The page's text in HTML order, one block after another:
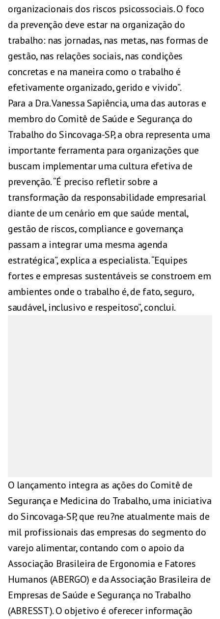
organizacionais dos riscos psicossociais. O foco
da prevenção deve estar na organização do
trabalho: nas jornadas, nas metas, nas formas de
gestão, nas relações sociais, nas condições
concretas e na maneira como o trabalho é
efetivamente organizado, gerido e vivido”.
Para a Dra. Vanessa Sapiência, uma das autoras e
membro do Comitê de Saúde e Segurança do
Trabalho do Sincovaga-SP, a obra representa uma
importante ferramenta para organizações que
buscam implementar uma cultura efetiva de
prevenção. “É preciso refletir sobre a
transformação da responsabilidade empresarial
diante de um cenário em que saúde mental,
gestão de riscos, compliance e governança
passam a integrar uma mesma agenda
estratégica”, explica a especialista. “Equipes
fortes e empresas sustentáveis se constroem em
ambientes onde o trabalho é, de fato, seguro,
saudável, inclusivo e respeitoso”, conclui.
O lançamento integra as ações do Comitê de
Segurança e Medicina do Trabalho, uma iniciativa
do Sincovaga-SP, que reu?ne atualmente mais de
mil profissionais das empresas do segmento do
varejo alimentar, contando com o apoio da
Associação Brasileira de Ergonomia e Fatores
Humanos (ABERGO) e da Associação Brasileira de
Empresas de Saúde e Segurança no Trabalho
(ABRESST). O objetivo é oferecer informação